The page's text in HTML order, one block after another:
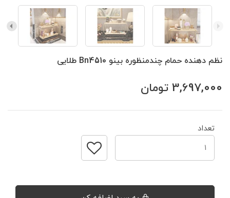
نظم دهنده حمام چندمنظوره بینو Bn4510 طلایی
3,697,000 تومان
تعداد